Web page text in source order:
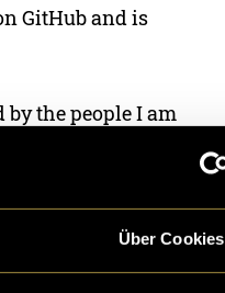
Über Cookies
GitHub and is
the people I am
I mostly work on
in the creative field